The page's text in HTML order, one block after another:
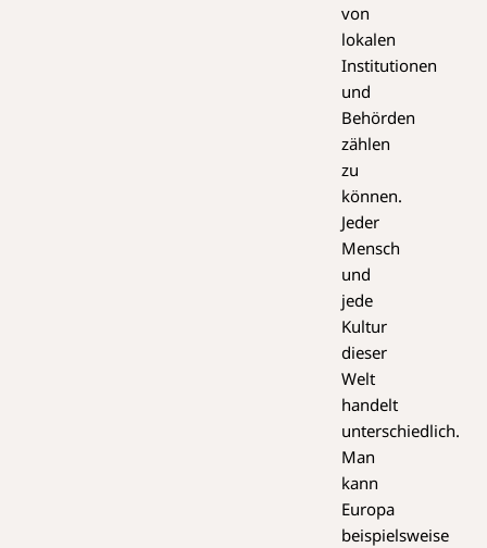
von
lokalen
Institutionen
und
Behörden
zählen
zu
können.
Jeder
Mensch
und
jede
Kultur
dieser
Welt
handelt
unterschiedlich.
Man
kann
Europa
beispielsweise